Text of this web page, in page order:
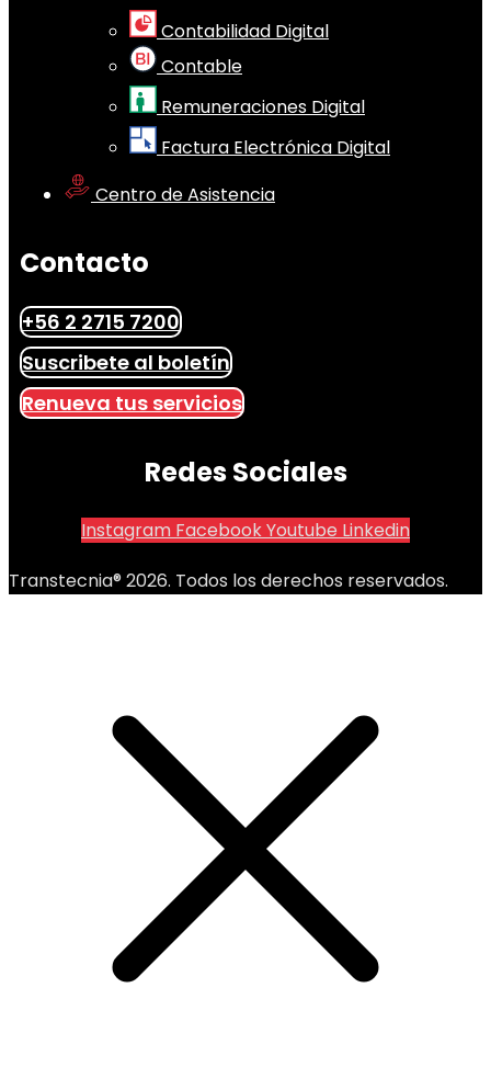
Contabilidad Digital
Contable
Remuneraciones Digital
Factura Electrónica Digital
Centro de Asistencia
Contacto
+56 2 2715 7200
Suscribete al boletín
Renueva tus servicios
Redes Sociales
Instagram FacebookYoutube Linkedin
Transtecnia® 2026. Todos los derechos reservados.